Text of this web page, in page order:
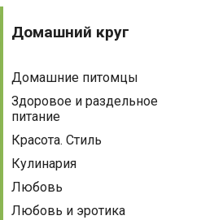
Домашний круг
Домашние питомцы
Здоровое и раздельное
питание
Красота. Стиль
Кулинария
Любовь
Любовь и эротика